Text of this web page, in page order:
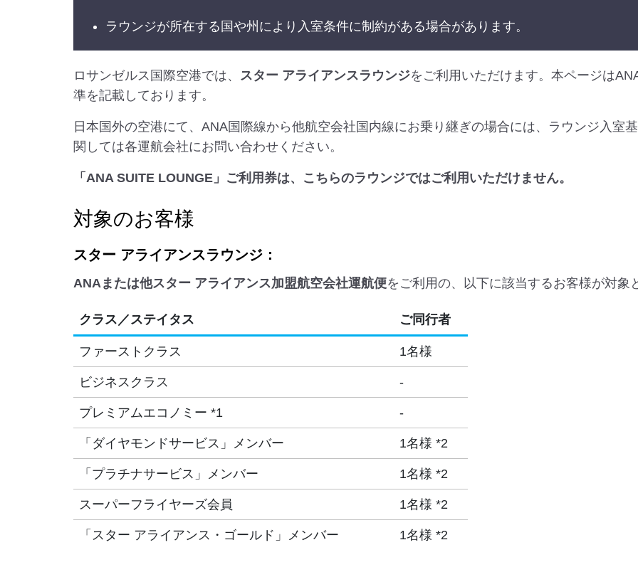
ラウンジが所在する国や州により入室条件に制約がある場合があります。
ロサンゼルス国際空港では、 スター アライアンスラウンジをご利用いただけます。本ページは
準を記載しております。
日本国外の空港にて、ANA国際線から他航空会社国内線にお乗り継ぎの場合には、ラウンジ入室
関しては各運航会社にお問い合わせください。
「ANA SUITE LOUNGE」ご利用券は、こちらのラウンジではご利用いただけません。
対象のお客様
スター アライアンスラウンジ：
ANAまたは他スター アライアンス加盟航空会社運航便をご利用の、以下に該当するお客様が対象
クラス／ステイタス ご同行者
ファーストクラス 1名様
ビジネスクラス -
プレミアムエコノミー *1 -
「ダイヤモンドサービス」メンバー 1名様 *2
「プラチナサービス」メンバー 1名様 *2
スーパーフライヤーズ会員 1名様 *2
「スター アライアンス・ゴールド」メンバー 1名様 *2